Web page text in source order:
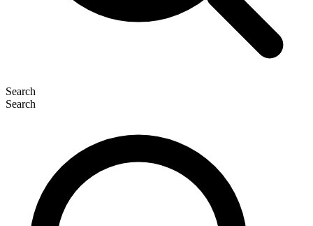
Search
Search